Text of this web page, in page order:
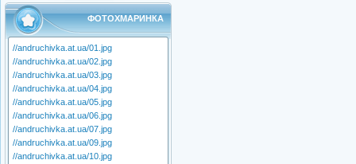
ФОТОХМАРИНКА
//andruchivka.at.ua/01.jpg
//andruchivka.at.ua/02.jpg
//andruchivka.at.ua/03.jpg
//andruchivka.at.ua/04.jpg
//andruchivka.at.ua/05.jpg
//andruchivka.at.ua/06.jpg
//andruchivka.at.ua/07.jpg
//andruchivka.at.ua/09.jpg
//andruchivka.at.ua/10.jpg